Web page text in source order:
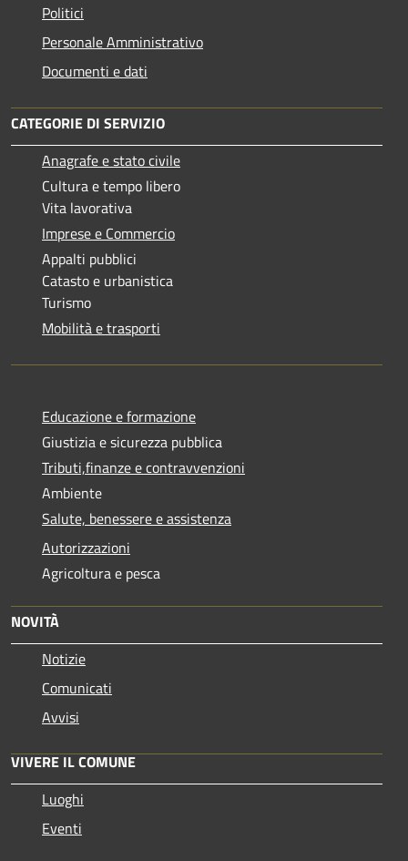
Politici
Personale Amministrativo
Documenti e dati
CATEGORIE DI SERVIZIO
Anagrafe e stato civile
Cultura e tempo libero
Vita lavorativa
Imprese e Commercio
Appalti pubblici
Catasto e urbanistica
Turismo
Mobilità e trasporti
Educazione e formazione
Giustizia e sicurezza pubblica
Tributi,finanze e contravvenzioni
Ambiente
Salute, benessere e assistenza
Autorizzazioni
Agricoltura e pesca
NOVITÀ
Notizie
Comunicati
Avvisi
VIVERE IL COMUNE
Luoghi
Eventi